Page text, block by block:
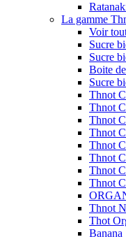
La gamme
Voir
Sucre
Sucre
Boite
Sucre
Thnot
Thnot
Thnot
Thnot
Thnot
Thnot
Thnot
Thnot
Thnot
Thot
Banana